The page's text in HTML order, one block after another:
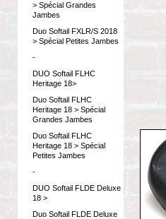
> Spécial Grandes
Jambes
Duo Softail FXLR/S 2018
> Spécial Petites Jambes
-
DUO Softail FLHC
Heritage 18>
Duo Softail FLHC
Heritage 18 > Spécial
Grandes Jambes
Duo Softail FLHC
Heritage 18 > Spécial
Petites Jambes
-
DUO Softail FLDE Deluxe
18 >
Duo Softail FLDE Deluxe